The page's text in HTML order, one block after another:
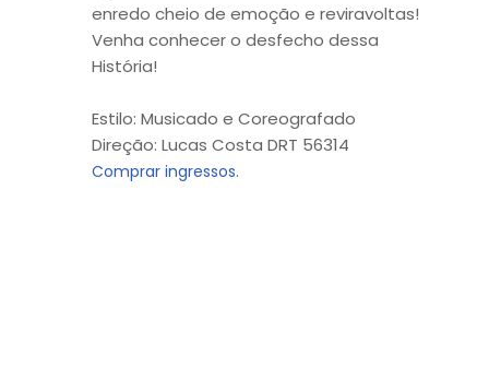
enredo cheio de emoção e reviravoltas!
Venha conhecer o desfecho dessa
História!
Estilo: Musicado e Coreografado
Direção: Lucas Costa DRT 56314
Comprar ingressos.